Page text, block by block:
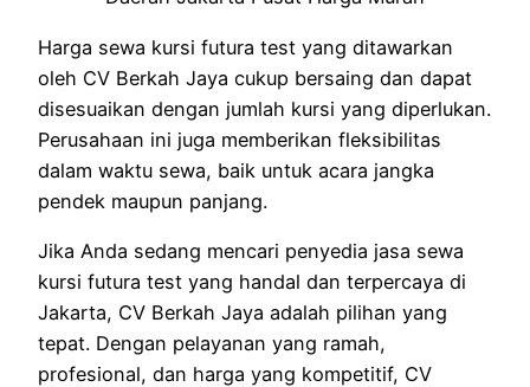
Harga sewa kursi futura test yang ditawarkan
oleh CV Berkah Jaya cukup bersaing dan dapat
disesuaikan dengan jumlah kursi yang diperlukan.
Perusahaan ini juga memberikan fleksibilitas
dalam waktu sewa, baik untuk acara jangka
pendek maupun panjang.
Jika Anda sedang mencari penyedia jasa sewa
kursi futura test yang handal dan terpercaya di
Jakarta, CV Berkah Jaya adalah pilihan yang
tepat. Dengan pelayanan yang ramah,
profesional, dan harga yang kompetitif, CV